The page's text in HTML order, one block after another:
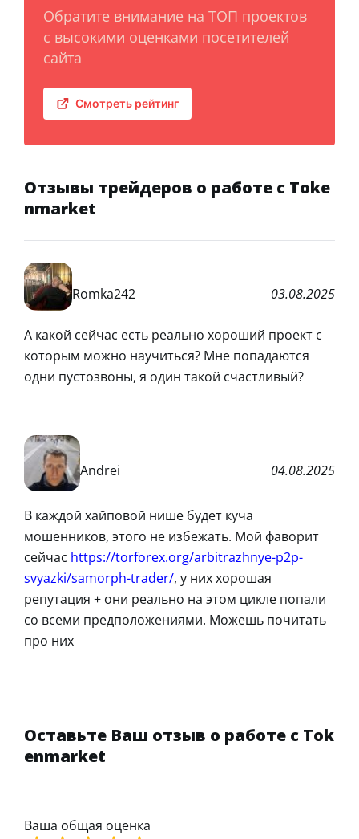
Обратите внимание на ТОП проектов
с высокими оценками посетителей
сайта
Смотреть рейтинг
Отзывы трейдеров о работе с Toke
nmarket
Romka242 03.08.2025
А какой сейчас есть реально хороший проект с
которым можно научиться? Мне попадаются
одни пустозвоны, я один такой счастливый?
Andrei 04.08.2025
В каждой хайповой нише будет куча
мошенников, этого не избежать. Мой фаворит
сейчас https://torforex.org/arbitrazhnye-p2p-
svyazki/samorph-trader/, у них хорошая
репутация + они реально на этом цикле попали
со всеми предположениями. Можешь почитать
про них
Оставьте Ваш отзыв о работе с Tok
enmarket
Ваша общая оценка